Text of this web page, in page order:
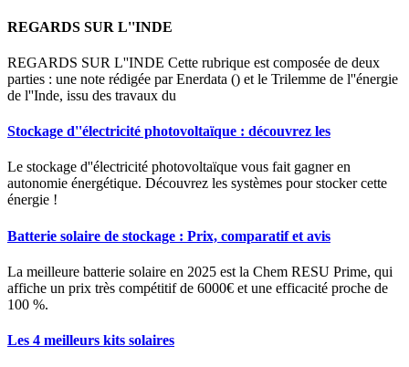
REGARDS SUR L''INDE
REGARDS SUR L''INDE Cette rubrique est composée de deux
parties : une note rédigée par Enerdata () et le Trilemme de l''énergie
de l''Inde, issu des travaux du
Stockage d''électricité photovoltaïque : découvrez les
Le stockage d''électricité photovoltaïque vous fait gagner en
autonomie énergétique. Découvrez les systèmes pour stocker cette
énergie !
Batterie solaire de stockage : Prix, comparatif et avis
La meilleure batterie solaire en 2025 est la Chem RESU Prime, qui
affiche un prix très compétitif de 6000€ et une efficacité proche de
100 %.
Les 4 meilleurs kits solaires